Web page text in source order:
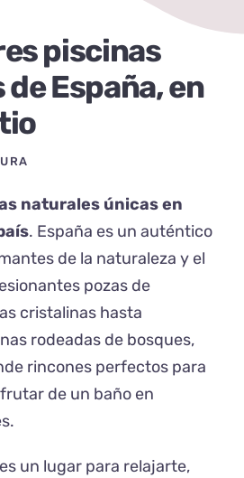
piscinas
España, en
naturales únicas en
. España es un auténtico
de la naturaleza y el
pozas de
cristalinas hasta
rodeadas de bosques,
rincones perfectos para
de un baño en
un lugar para relajarte,